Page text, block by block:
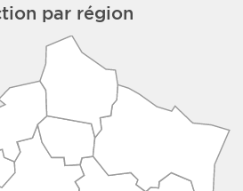
par région